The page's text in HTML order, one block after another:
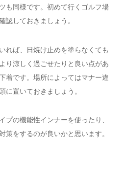
も同様です。初めて行くゴルフ場
認しておきましょう。
れば、日焼け止めを塗らなくても
り涼しく過ごせたりと良い点があ
着です。場所によってはマナー違
に置いておきましょう。
プの機能性インナーを使ったり、
策をするのが良いかと思います。